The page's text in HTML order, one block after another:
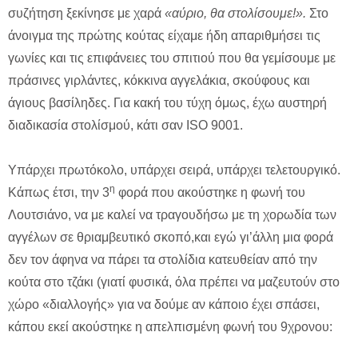
συζήτηση ξεκίνησε με χαρά «αύριο, θα στολίσουμε!». Στο
άνοιγμα της πρώτης κούτας είχαμε ήδη απαριθμήσει τις
γωνίες και τις επιφάνειες του σπιτιού που θα γεμίσουμε με
πράσινες γιρλάντες, κόκκινα αγγελάκια, σκούφους και
άγιους βασίληδες. Για κακή του τύχη όμως, έχω αυστηρή
διαδικασία στολίσμού, κάτι σαν ISO 9001.
Υπάρχει πρωτόκολο, υπάρχει σειρά, υπάρχει τελετουργικό.
Κάπως έτσι, την 3η φορά που ακούστηκε η φωνή του
Λουτσιάνο, να με καλεί να τραγουδήσω με τη χορωδία των
αγγέλων σε θριαμβευτικό σκοπό,και εγώ γι’άλλη μια φορά
δεν τον άφηνα να πάρει τα στολίδια κατευθείαν από την
κούτα στο τζάκι (γιατί φυσικά, όλα πρέπει να μαζευτούν στο
χώρο «διαλλογής» για να δούμε αν κάποιο έχει σπάσει,
κάπου εκεί ακούστηκε η απελπισμένη φωνή του 9χρονου: